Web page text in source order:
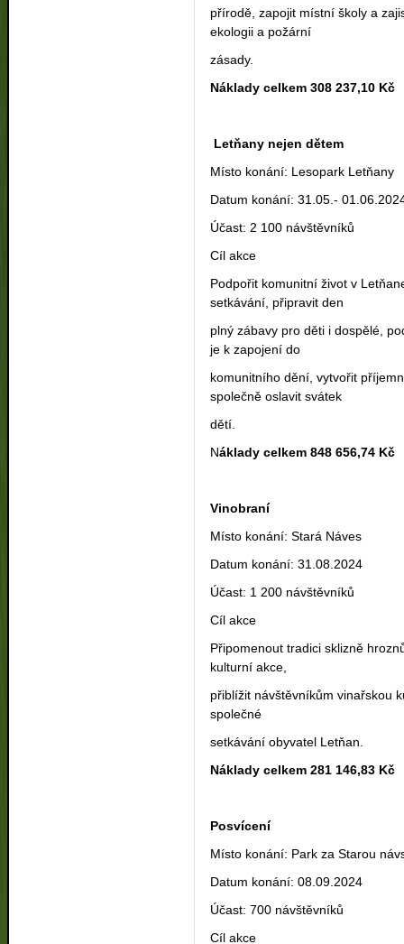
přírodě, zapojit místní školy a
ekologii a požární
zásady.
Náklady celkem 308 237,10 Kč
Letňany nejen dětem
Místo konání: Lesopark Letňany
Datum konání: 31.05.-
Účast: 2 100 návštěvníků
Cíl akce
Podpořit komunitní život v
setkávání, připravit den
plný zábavy pro děti i dospělé,
je k zapojení do
komunitního dění, vytvořit
společně oslavit svátek
dětí.
Náklady celkem 848 656,74 Kč
Vinobraní
Místo konání: Stará Náves
Datum konání: 31.08.2024
Účast: 1 200 návštěvníků
Cíl akce
Připomenout tradici sklizně
kulturní akce,
přiblížit návštěvníkům vinařskou
společné
setkávání obyvatel Letňan.
Náklady celkem 281 146,83 Kč
Posvícení
Místo konání: Park za Starou
Datum konání: 08.09.2024
Účast: 700 návštěvníků
Cíl akce